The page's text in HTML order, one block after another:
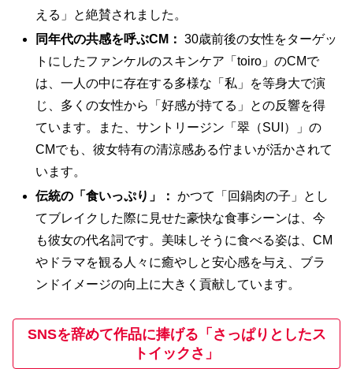
える」と絶賛されました。
同年代の共感を呼ぶCM： 30歳前後の女性をターゲッ
トにしたファンケルのスキンケア「toiro」のCMで
は、一人の中に存在する多様な「私」を等身大で演
じ、多くの女性から「好感が持てる」との反響を得
ています。また、サントリージン「翠（SUI）」の
CMでも、彼女特有の清涼感ある佇まいが活かされて
います。
伝統の「食いっぷり」： かつて「回鍋肉の子」とし
てブレイクした際に見せた豪快な食事シーンは、今
も彼女の代名詞です。美味しそうに食べる姿は、CM
やドラマを観る人々に癒やしと安心感を与え、ブラ
ンドイメージの向上に大きく貢献しています。
SNSを辞めて作品に捧げる「さっぱりとしたス
トイックさ」